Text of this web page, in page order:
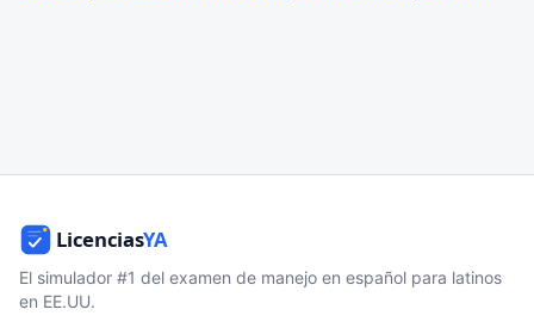
El simulador #1 del examen de manejo en español para latinos
en EE.UU.